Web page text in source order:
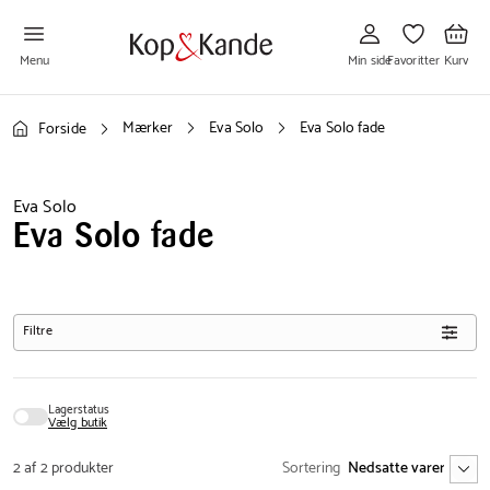
Menu
til
Min
side
Min side
til
Favoritter
Favoritter
til
Kurv
Kurv
Forside Mærker Eva Solo Eva Solo fade
Eva Solo
Eva Solo fade
Filtre
Lagerstatus
Vælg butik
2 af 2 produkter Sortering